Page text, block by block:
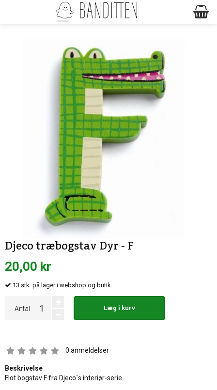
Djeco træbogstav Dyr - F
20,00 kr
13 stk. på lager i webshop og butik
Antal Læg i kurv
0 anmeldelser
Beskrivelse
Flot bogstav F fra Djeco´s interiør-serie.